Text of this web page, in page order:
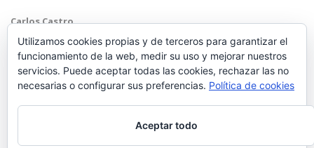
Carlos Castro
Málaga
Mobile: +34 652 83 71 98
hola@carloscastrofotografo.com
Utilizamos cookies propias y de terceros para garantizar el
funcionamiento de la web, medir su uso y mejorar nuestros
servicios. Puede aceptar todas las cookies, rechazar las no
necesarias o configurar sus preferencias. Política de cookies
Aceptar todo